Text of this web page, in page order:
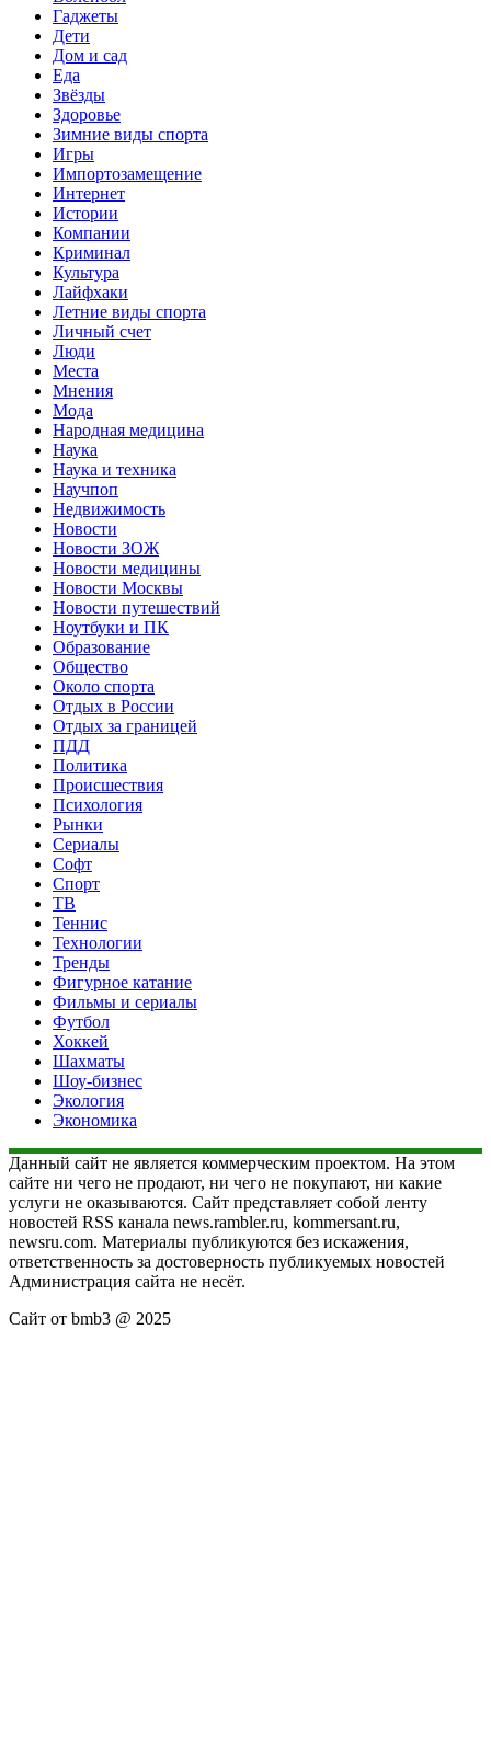
Гаджеты
Дети
Дом и сад
Еда
Звёзды
Здоровье
Зимние виды спорта
Игры
Импортозамещение
Интернет
Истории
Компании
Криминал
Культура
Лайфхаки
Летние виды спорта
Личный счет
Люди
Места
Мнения
Мода
Народная медицина
Наука
Наука и техника
Научпоп
Недвижимость
Новости
Новости ЗОЖ
Новости медицины
Новости Москвы
Новости путешествий
Ноутбуки и ПК
Образование
Общество
Около спорта
Отдых в России
Отдых за границей
ПДД
Политика
Происшествия
Психология
Рынки
Сериалы
Софт
Спорт
ТВ
Теннис
Технологии
Тренды
Фигурное катание
Фильмы и сериалы
Футбол
Хоккей
Шахматы
Шоу-бизнес
Экология
Экономика
Данный сайт не является коммерческим проектом. На этом
сайте ни чего не продают, ни чего не покупают, ни какие
услуги не оказываются. Сайт представляет собой ленту
новостей RSS канала news.rambler.ru, kommersant.ru,
newsru.com. Материалы публикуются без искажения,
ответственность за достоверность публикуемых новостей
Администрация сайта не несёт.
Сайт от bmb3 @ 2025